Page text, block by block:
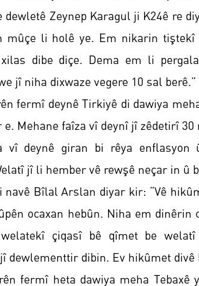
dewletê Zeynep Karagul ji K24ê re
mûçe li holê ye. Em nikarin
dibe diçe. Dema em li
jî niha dixwaze vegere 10 sal berê.”
fermî deynê Tirkiyê di dawiya
Mehane faîza vî deynî jî zêdetirî
vî deynê giran bi rêya
jî li hember vê rewşê neçar in û
navê Bîlal Arslan diyar kir: “Vê
ocaxan hebûn. Niha em
çiqasî bê qîmet be
dewlementtir dibin. Ev hikûmet divê
fermî heta dawiya meha